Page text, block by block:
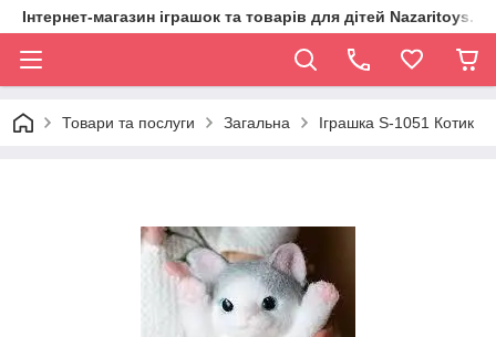
Інтернет-магазин іграшок та товарів для дітей
Товари та послуги Загальна Іграшка S-1051 Котик